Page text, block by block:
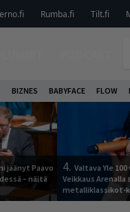
Rumba.fi Tilt.fi
BIZNES BABYFACE FLOW
jäänyt Paavo
– näitä
4. Valtava Yle
Veikkaus Arenalla
metalliklassikot-